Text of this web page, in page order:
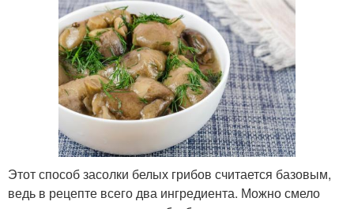
Этот способ засолки белых грибов считается базовым,
ведь в рецепте всего два ингредиента. Можно смело